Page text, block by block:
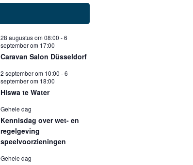
28 augustus om 08:00 -6
september om 17:00
Caravan Salon Düsseldorf
2 september om 10:00 -6
september om 18:00
Hiswa te Water
Gehele dag
Kennisdag over wet- en
regelgeving
speelvoorzieningen
Gehele dag